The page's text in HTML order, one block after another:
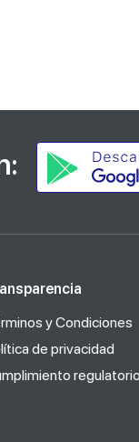
y Condiciones
de privacidad
regulatorio